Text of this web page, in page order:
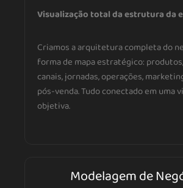
Visualização total da estrutura da
Criamos a arquitetura completa do
forma de mapa estratégico:
canais, jornadas, operações,
pós-venda. Tudo conectado em uma
objetiva.
Modelagem de